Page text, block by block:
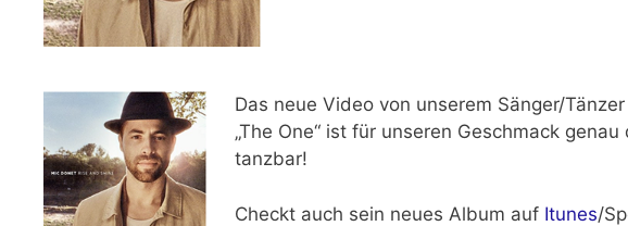
Das neue Video von unserem Sänger/Tänzer
„The One“ ist für unseren Geschmack
tanzbar!
Checkt auch sein neues Album aufItunes/